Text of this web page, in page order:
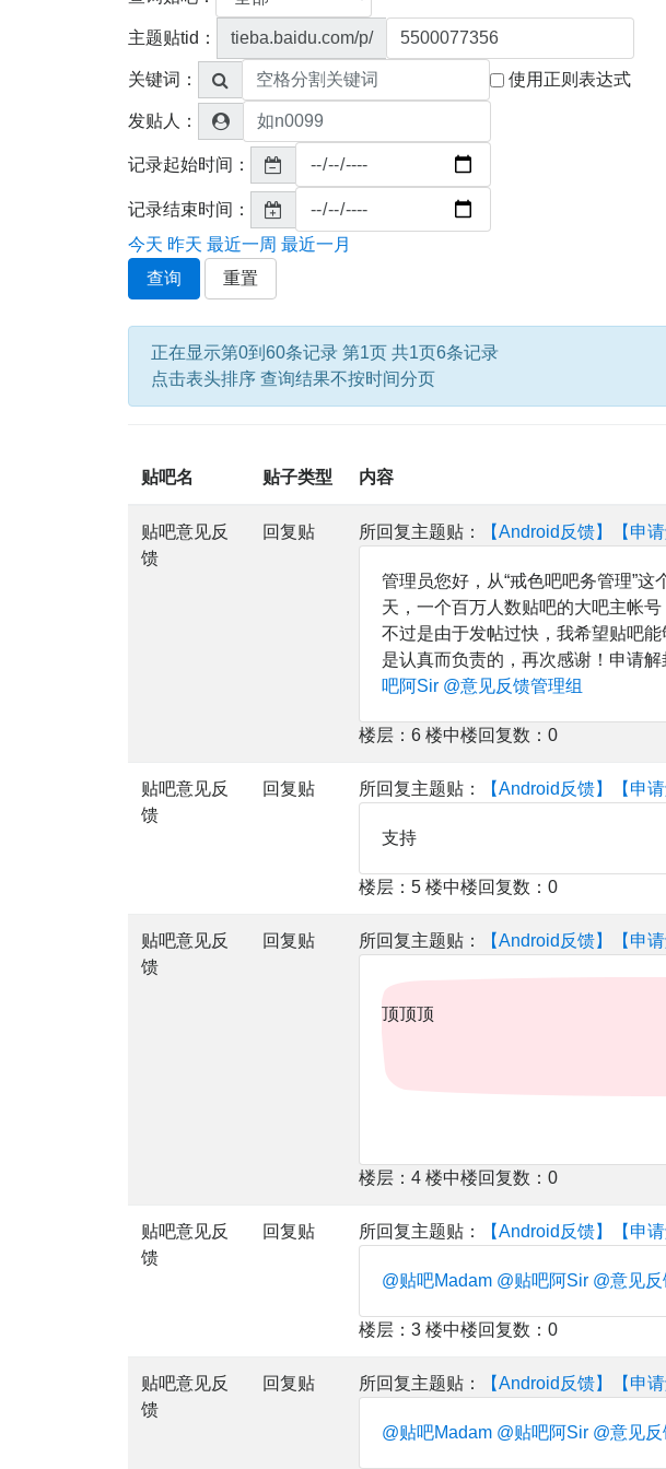
主题贴tid： tieba.baidu.com/p/
关键词： 使用正则表达式
发贴人：
记录起始时间：
记录结束时间：
今天 昨天 最近一周 最近一月
查询
重置
正在显示第0到60条记录 第1页 共1页6条记录
点击表头排序 查询结果不按时间分页
贴吧名 贴子类型 内容
贴吧意见反
馈
回复贴 所回复主题贴： 【Android反馈】【申
管理员您好，从“戒色吧吧务管理”
天，一个百万人数贴吧的大吧主帐
不过是由于发帖过快，我希望贴吧
是认真而负责的，再次感谢！申请解
吧阿Sir @意见反馈管理组
楼层：6 楼中楼回复数：0
贴吧意见反
馈
回复贴 所回复主题贴： 【Android反馈】【申
支持
楼层：5 楼中楼回复数：0
贴吧意见反
馈
回复贴 所回复主题贴： 【Android反馈】【申
顶顶顶
楼层：4 楼中楼回复数：0
贴吧意见反
馈
回复贴 所回复主题贴： 【Android反馈】【申
@贴吧Madam @贴吧阿Sir @意见
楼层：3 楼中楼回复数：0
贴吧意见反
馈
回复贴 所回复主题贴： 【Android反馈】【申
@贴吧Madam @贴吧阿Sir @意见